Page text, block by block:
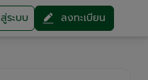
สู่ระบบ ลงทะเบียน